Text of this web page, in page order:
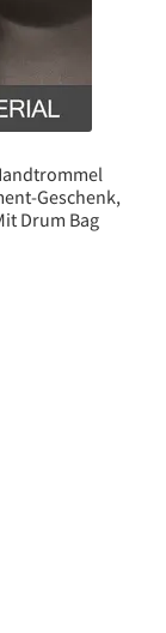
Geschenk,
Drum Bag